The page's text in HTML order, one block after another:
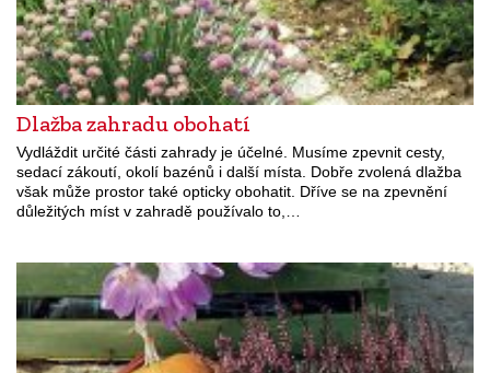
Dlažba zahradu obohatí
Vydláždit určité části zahrady je účelné. Musíme zpevnit cesty,
sedací zákoutí, okolí bazénů i další místa. Dobře zvolená dlažba
však může prostor také opticky obohatit. Dříve se na zpevnění
důležitých míst v zahradě používalo to,…